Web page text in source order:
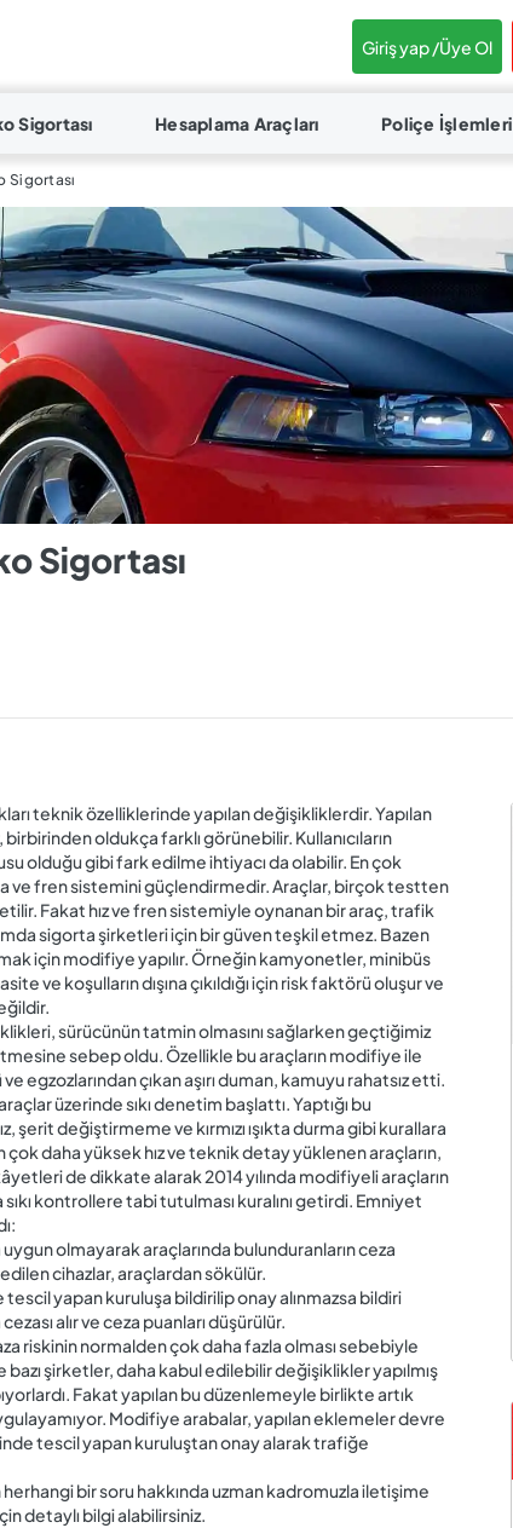
Giriş yap /Üye Ol
Sigortası Hesaplama Araçları Poliçe İşlemleri
Sigortası
Sigortası
teknik özelliklerinde yapılan değişikliklerdir. Yapılan
oldukça farklı görünebilir. Kullanıcıların
olduğu gibi fark edilme ihtiyacı da olabilir. En çok
ve fren sistemini güçlendirmedir. Araçlar, birçok testten
Fakat hız ve fren sistemiyle oynanan bir araç, trafik
sigorta şirketleri için bir güven teşkil etmez. Bazen
için modifiye yapılır. Örneğin kamyonetler, minibüs
ve koşulların dışına çıkıldığı için risk faktörü oluşur ve
sürücünün tatmin olmasını sağlarken geçtiğimiz
sebep oldu. Özellikle bu araçların modifiye ile
çıkan aşırı duman, kamuyu rahatsız etti.
üzerinde sıkı denetim başlattı. Yaptığı bu
değiştirmeme ve kırmızı ışıkta durma gibi kurallara
çok daha yüksek hız ve teknik detay yüklenen araçların,
de dikkate alarak 2014 yılında modifiyeli araçların
kontrollere tabi tutulması kuralını getirdi. Emniyet
olmayarak araçlarında bulunduranların ceza
cihazlar, araçlardan sökülür.
yapan kuruluşa bildirilip onay alınmazsa bildiri
alır ve ceza puanları düşürülür.
riskinin normalden çok daha fazla olması sebebiyle
şirketler, daha kabul edilebilir değişiklikler yapılmış
Fakat yapılan bu düzenlemeyle birlikte artık
Modifiye arabalar, yapılan eklemeler devre
tescil yapan kuruluştan onay alarak trafiğe
bir soru hakkında uzman kadromuzla iletişime
detaylı bilgi alabilirsiniz.